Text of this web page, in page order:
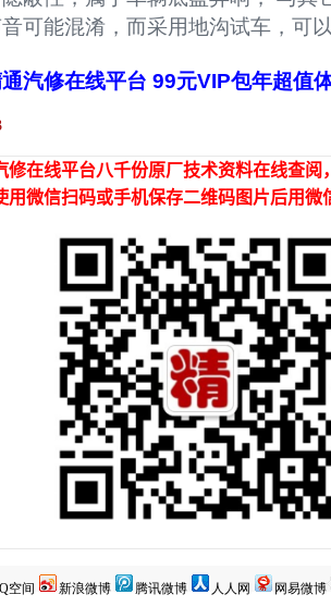
可能混淆，而采用地沟试车，可
汽修在线平台 99元VIP包年超值
空间 新浪微博 腾讯微博 人人网 网易微博